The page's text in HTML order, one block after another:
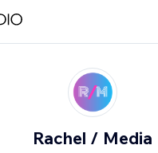
Rachel / Media